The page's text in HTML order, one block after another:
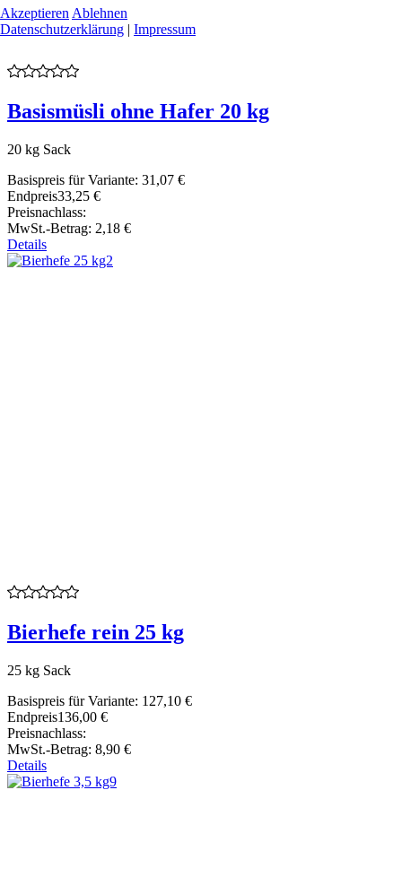
Basismüsli ohne Hafer 20 kg
20 kg Sack
Basispreis für Variante: 31,07 €
Endpreis33,25 €
Preisnachlass:
MwSt.-Betrag: 2,18 €
Details
Bierhefe rein 25 kg
25 kg Sack
Basispreis für Variante: 127,10 €
Endpreis136,00 €
Preisnachlass:
MwSt.-Betrag: 8,90 €
Details
Akzeptieren Ablehnen
Datenschutzerklärung | Impressum